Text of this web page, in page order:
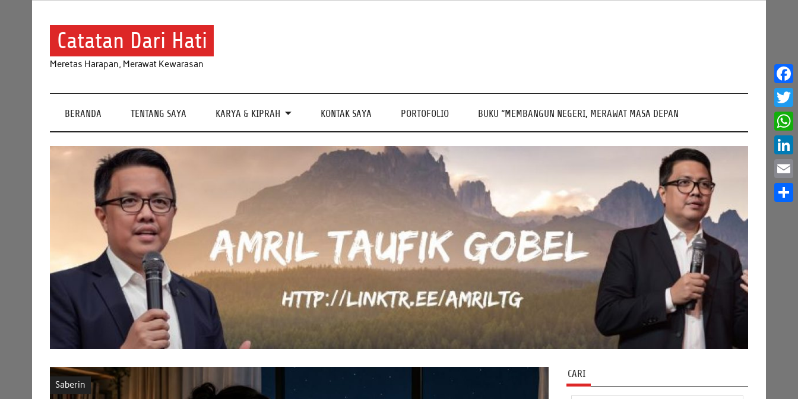
Catatan Dari Hati
Meretas Harapan, Merawat Kewarasan
BERANDA TENTANG SAYA KARYA & KIPRAH KONTAK SAYA PORTOFOLIO BUKU “MEMBANGUN NEGERI, MERAWAT MASA DEPAN
Saberin
CARI
Email